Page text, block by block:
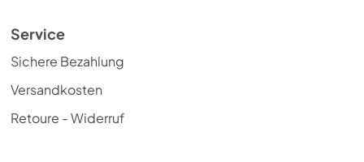
Service
Sichere Bezahlung
Versandkosten
Retoure - Widerruf